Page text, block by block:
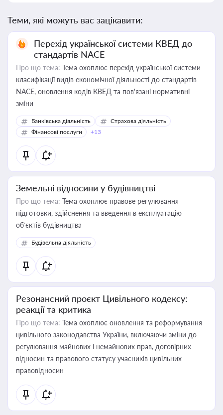
Теми, які можуть вас зацікавити:
Перехід української системи КВЕД до
стандартів NACE
Про що тема: Тема охоплює перехід української системи
класифікації видів економічної діяльності до стандартів
NACE, оновлення кодів КВЕД та пов'язані нормативні
зміни
Банківська діяльність
Страхова діяльність
Фінансові послуги
+13
Земельні відносини у будівництві
Про що тема: Тема охоплює правове регулювання
підготовки, здійснення та введення в експлуатацію
об’єктів будівництва
Будівельна діяльність
Резонансний проєкт Цивільного кодексу:
реакції та критика
Про що тема: Тема охоплює оновлення та реформування
цивільного законодавства України, включаючи зміни до
регулювання майнових і немайнових прав, договірних
відносин та правового статусу учасників цивільних
правовідносин